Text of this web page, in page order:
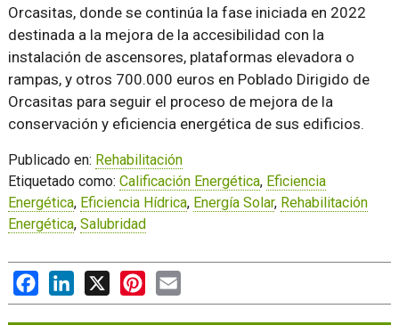
Orcasitas, donde se continúa la fase iniciada en 2022
destinada a la mejora de la accesibilidad con la
instalación de ascensores, plataformas elevadora o
rampas, y otros 700.000 euros en Poblado Dirigido de
Orcasitas para seguir el proceso de mejora de la
conservación y eficiencia energética de sus edificios.
Publicado en: Rehabilitación
Etiquetado como: Calificación Energética, Eficiencia
Energética, Eficiencia Hídrica, Energía Solar, Rehabilitación
Energética, Salubridad
FacebookLinkedIn
X PinterestEmail